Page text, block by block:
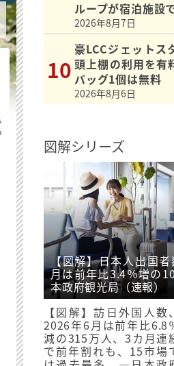
ループが宿泊施設
2026年8月7日
豪LCCジェットス
頭上棚の利用を有
バッグ1個は無料
2026年8月6日
図解シリーズ
【図解】日本人出国
月は前年比3.4％増
本政府観光局（速報）
【図解】訪日外国人数、
2026年6月は前年比6.8
減の315万人、3カ月連
で前年割れも、15市場